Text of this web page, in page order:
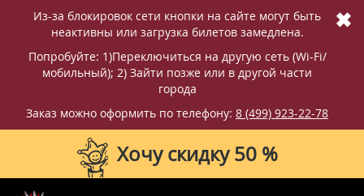
Из-за блокировок сети кнопки на сайте могут быть
неактивны или загрузка билетов замедлена.
Попробуйте: 1)Переключиться на другую сеть (Wi-Fi/
мобильный); 2) Зайти позже или в другой части
города
Заказ можно оформить по телефону: 8 (499) 923-22-78
✖
Хочу скидку 50 %